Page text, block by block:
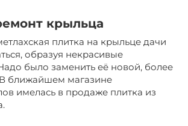
крыльца
плитка на крыльце дачи
образуя некрасивые
было заменить её новой, более
ближайшем магазине
имелась в продаже плитка из